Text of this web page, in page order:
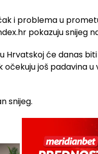
i problema u
pokazuju snijeg
Hrvatskoj će danas
još padavina u
snijeg.